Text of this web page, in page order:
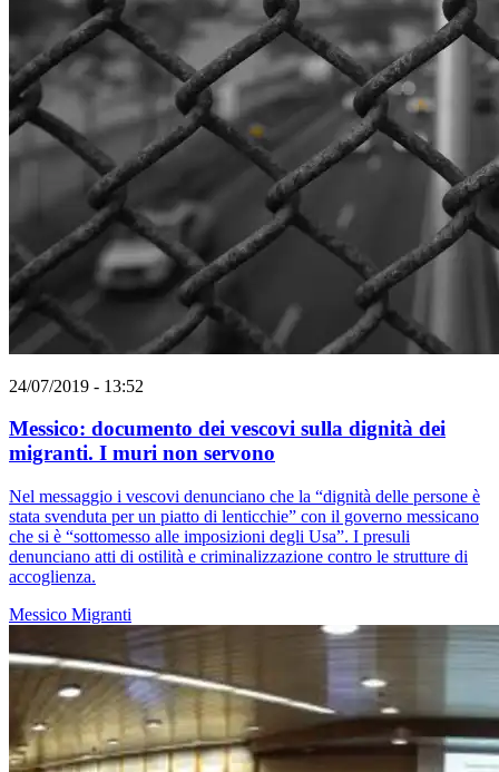
24/07/2019 - 13:52
Messico: documento dei vescovi sulla dignità dei
migranti. I muri non servono
Nel messaggio i vescovi denunciano che la “dignità delle persone è
stata svenduta per un piatto di lenticchie” con il governo messicano
che si è “sottomesso alle imposizioni degli Usa”. I presuli
denunciano atti di ostilità e criminalizzazione contro le strutture di
accoglienza.
Messico Migranti